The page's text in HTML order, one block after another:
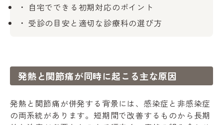
自宅でできる初期対応のポイント
受診の目安と適切な診療科の選び方
発熱と関節痛が同時に起こる主な原因
発熱と関節痛が併発する背景には、感染症と非感染症
の両系統があります。短期間で改善するものから長期